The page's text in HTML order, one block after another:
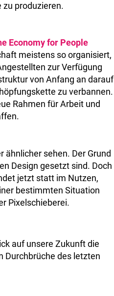
zu produzieren.
Economy for People
meistens so organisiert,
zur Verfügung
von Anfang an darauf
zu verbannen.
Rahmen für Arbeit und
ähnlicher sehen. Der Grund
Design gesetzt sind. Doch
jetzt statt im Nutzen,
bestimmten Situation
Pixelschieberei.
auf unsere Zukunft die
Durchbrüche des letzten